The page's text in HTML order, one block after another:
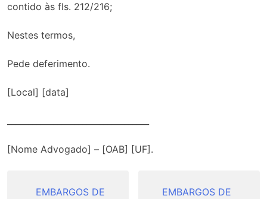
contido às fls. 212/216;
Nestes termos,
Pede deferimento.
[Local] [data]
[Nome Advogado] – [OAB] [UF].
EMBARGOS DE
EMBARGOS DE